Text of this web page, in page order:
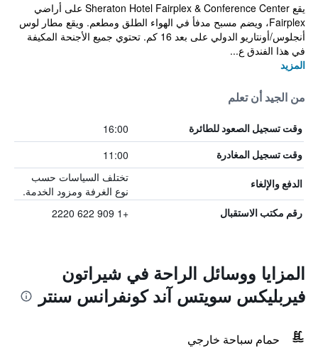
يقع Sheraton Hotel Fairplex & Conference Center على أراضي
Fairplex، ويضم مسبح مدفأ في الهواء الطلق ومطعم. ويقع مطار لوس
أنجلوس/أونتاريو الدولي على بعد 16 كم. تحتوي جميع الأجنحة المكيفة
في هذا الفندق ع...
المزيد
من الجيد أن تعلم
وقت تسجيل الصعود للطائرة 16:00
وقت تسجيل المغادرة 11:00
الدفع والإلغاء
تختلف السياسات حسب
نوع الغرفة ومزود الخدمة.
رقم مكتب الاستقبال +1 909 622 2220
المزايا ووسائل الراحة في شيراتون
فيربليكس سويتس آند كونفرانس سنتر
حمام سباحة خارجي